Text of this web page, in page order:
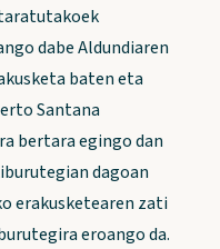
dabe Aldundiaren
baten eta
Santana
bertara egingo dan
dagoan
erakusketearen zati
eroango da.